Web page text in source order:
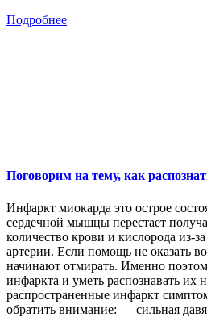
Подробнее
Поговорим на тему, как
Инфаркт миокарда это острое
сердечной мышцы перестает
количество крови и кислорода из-
артерии. Если помощь не оказать
начинают отмирать. Именно
инфаркта и уметь распознавать их
распространенные инфаркт
обратить внимание: — сильная